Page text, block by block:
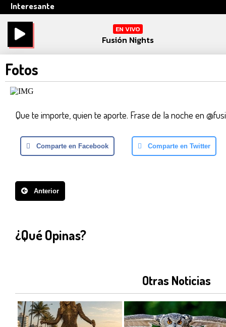
Interesante
EN VIVO
Fusión Nights
Fotos
Que te importe, quien te aporte. Frase de la noche en
Comparte en Facebook Comparte en Twitter
Anterior
¿Qué Opinas?
Otras Noticias